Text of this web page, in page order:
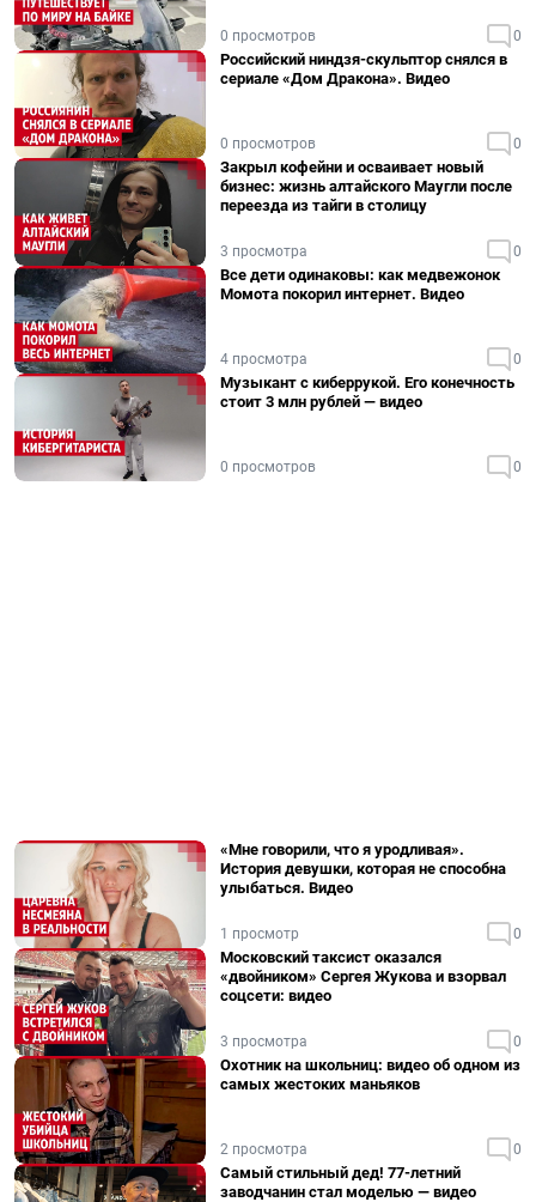
0 просмотров 0
Российский ниндзя-скульптор снялся в
сериале «Дом Дракона». Видео
0 просмотров 0
Закрыл кофейни и осваивает новый
бизнес: жизнь алтайского Маугли после
переезда из тайги в столицу
3 просмотра 0
Все дети одинаковы: как медвежонок
Момота покорил интернет. Видео
4 просмотра 0
Музыкант с киберрукой. Его конечность
стоит 3 млн рублей — видео
0 просмотров 0
«Мне говорили, что я уродливая».
История девушки, которая не способна
улыбаться. Видео
1 просмотр 0
Московский таксист оказался
«двойником» Сергея Жукова и взорвал
соцсети: видео
3 просмотра 0
Охотник на школьниц: видео об одном из
самых жестоких маньяков
2 просмотра 0
Самый стильный дед! 77-летний
заводчанин стал моделью — видео